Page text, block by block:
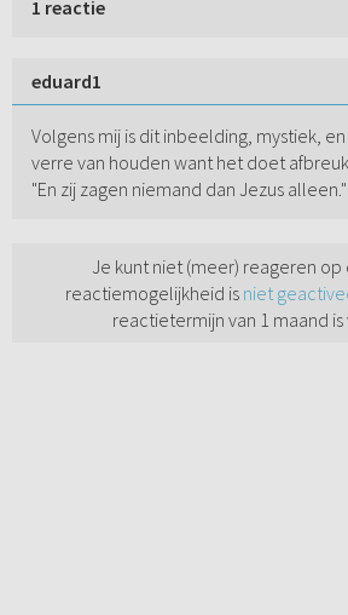
1 reactie
eduard1
Volgens mij is dit inbeelding, mystiek,
verre van houden want het doet
"En zij zagen niemand dan Jezus alleen."
Je kunt niet (meer) reageren op
reactiemogelijkheid is niet
reactietermijn van 1 maand